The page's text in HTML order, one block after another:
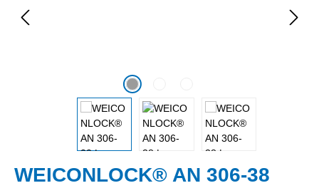
WEICONLOCK® AN 306-38